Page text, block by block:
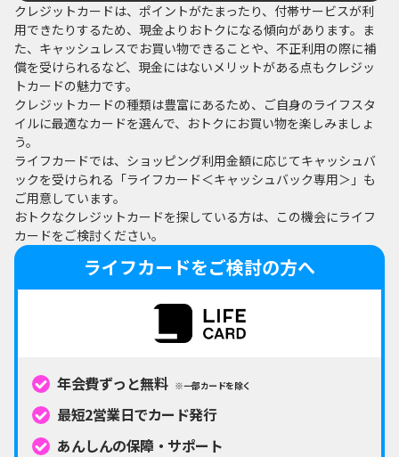
クレジットカードは、ポイントがたまったり、付帯サービスが利
用できたりするため、現金よりおトクになる傾向があります。ま
た、キャッシュレスでお買い物できることや、不正利用の際に補
償を受けられるなど、現金にはないメリットがある点もクレジッ
トカードの魅力です。
クレジットカードの種類は豊富にあるため、ご自身のライフスタ
イルに最適なカードを選んで、おトクにお買い物を楽しみましょ
う。
ライフカードでは、ショッピング利用金額に応じてキャッシュバ
ックを受けられる「ライフカード＜キャッシュバック専用＞」も
ご用意しています。
おトクなクレジットカードを探している方は、この機会にライフ
カードをご検討ください。
ライフカードをご検討の方へ
年会費ずっと無料 ※一部カードを除く
最短2営業日でカード発行
あんしんの保障・サポート